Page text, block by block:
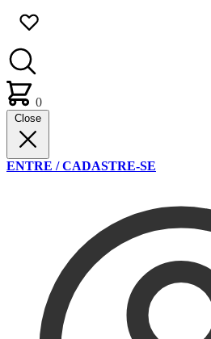
0
Close
ENTRE / CADASTRE-SE